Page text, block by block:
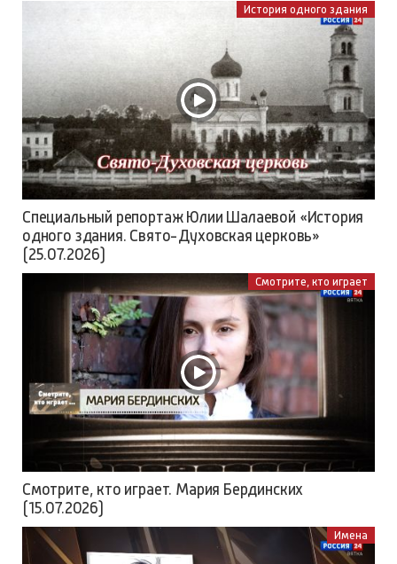
История одного здания
Специальный репортаж Юлии Шалаевой «История
одного здания. Свято-Духовская церковь»
(25.07.2026)
Смотрите, кто играет
Смотрите, кто играет. Мария Бердинских
(15.07.2026)
Имена